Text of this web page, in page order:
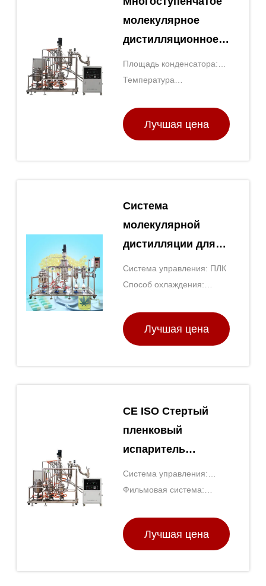
молекулярное
дистилляционное
оборудование на
основе эфирного
Площадь конденсатора:
00,5-2 м2
Температура
Лучшая цена
Система
молекулярной
дистилляции для
рыбьего масла 50
л.
Система управления: ПЛК
Способ охлаждения:
Лучшая цена
CE ISO Стертый
пленковый
испаритель
TOPTION Машина
для дистилляции
Система управления:
Экран PLC/Touch
Фильмовая система:
Лучшая цена